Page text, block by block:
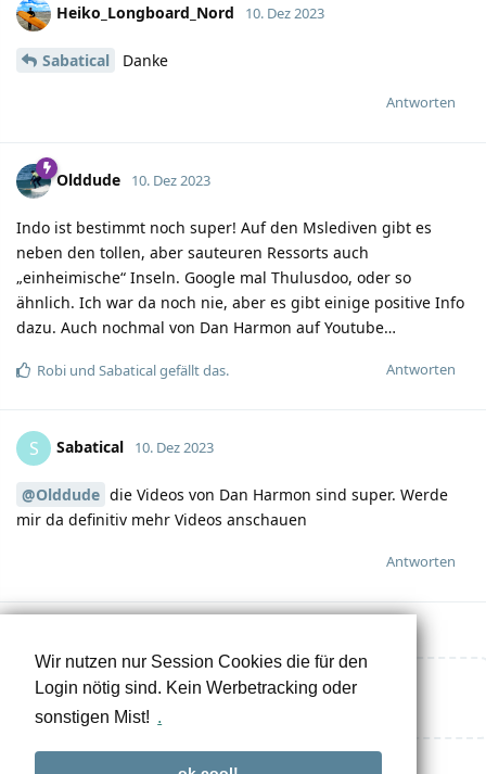
Wir nutzen nur Session Cookies die für den
Login nötig sind. Kein Werbetracking oder
sonstigen Mist! .
Heiko_Longboard_Nord 10. Dez 2023
Sabatical Danke
Antworten
Olddude 10. Dez 2023
Indo ist bestimmt noch super! Auf den Mslediven gibt es
neben den tollen, aber sauteuren Ressorts auch
„einheimische“ Inseln. Google mal Thulusdoo, oder so
ähnlich. Ich war da noch nie, aber es gibt einige positive Info
dazu. Auch nochmal von Dan Harmon auf Youtube…
Antworten
Robi und Sabaticalgefällt das.
S Sabatical 10. Dez 2023
@Olddude die Videos von Dan Harmon sind super. Werde
mir da definitiv mehr Videos anschauen
Antworten
Eine Antwort schreiben…